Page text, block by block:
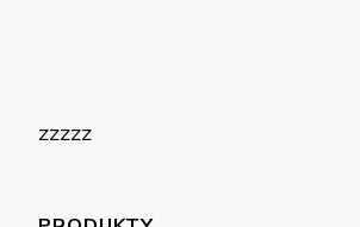
zzzzz